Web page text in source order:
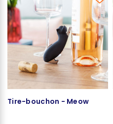
Tire-bouchon - Meow